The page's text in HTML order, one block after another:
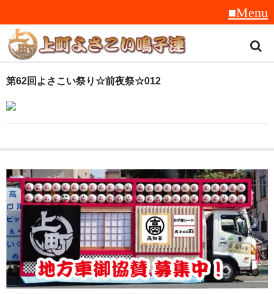
トップ
スタッフ紹介
音楽
衣装
地方車
グッズ
上町Tシャツ
第62回よさこい祭り☆前夜祭☆012